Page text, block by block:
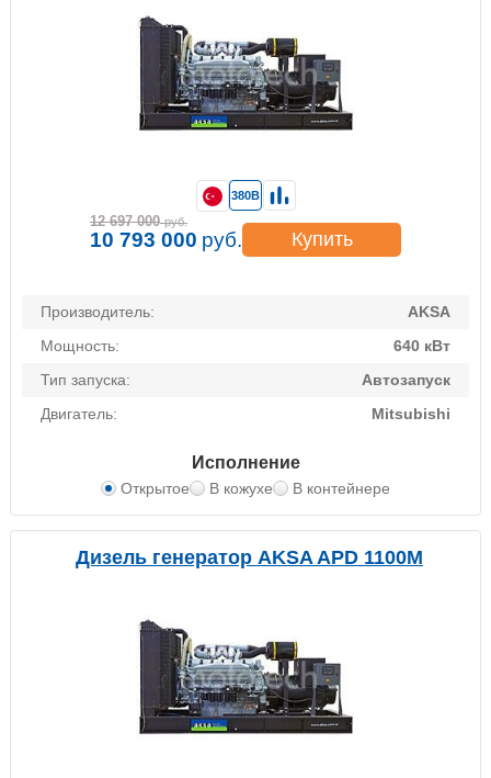
Производитель:
AKSA
Мощность:
640 кВт
Тип запуска:
Автозапуск
Двигатель:
Mitsubishi
Исполнение
Открытое В кожухе В контейнере
380В
12 697 000 руб.
10 793 000 руб. Купить
Дизель генератор AKSA APD 1100M